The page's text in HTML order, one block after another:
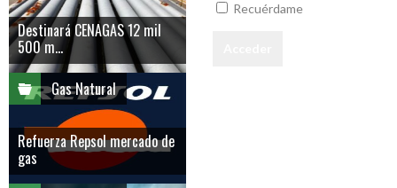
Recuérdame
Destinará CENAGAS 12 mil
500 m...
Gas Natural
Refuerza Repsol mercado de
gas